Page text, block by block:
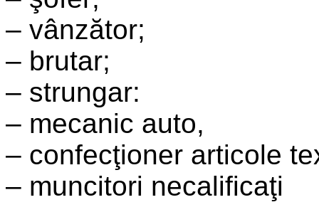
– vânzător;
– brutar;
– strungar:
– mecanic auto,
– confecţioner articole
– muncitori necalificaţi